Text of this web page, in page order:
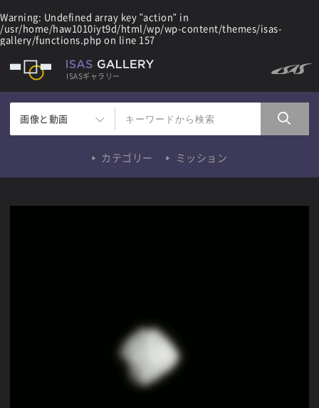
Warning: Undefined array key "action" in
/usr/home/haw1010iyt9d/html/wp/wp-content/themes/isas-
gallery/functions.php on line 157
ISASギャラリー
画像と動画
カテゴリー ミッション